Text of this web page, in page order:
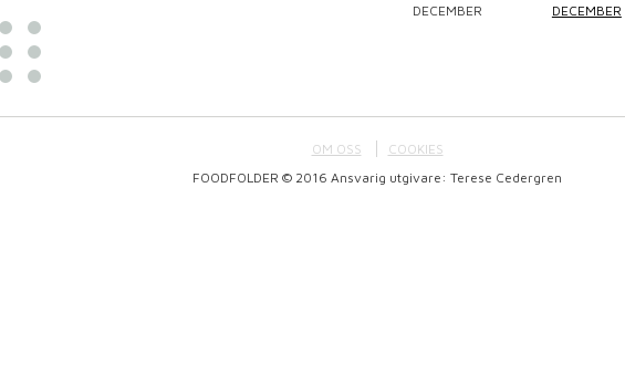
DECEMBER
DECEMBER
OM OSS
COOKIES
FOODFOLDER © 2016 Ansvarig utgivare: Terese Cedergren